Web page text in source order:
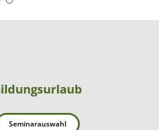
Seminarauswahl